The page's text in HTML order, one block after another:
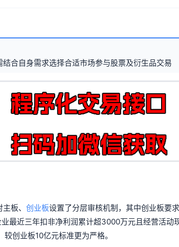
合自身需求选择合适市场参与股票及衍生品交易
板、 创业板设置了分层审核机制，其中创业板要求
最近三年扣非净利润累计超3000万元且经营活动
创业板10亿元标准更为严格。